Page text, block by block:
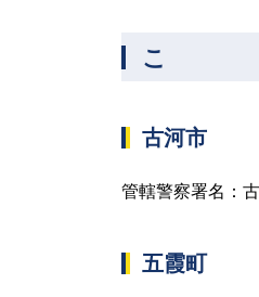
こ
古河市
管轄警察署名：
五霞町